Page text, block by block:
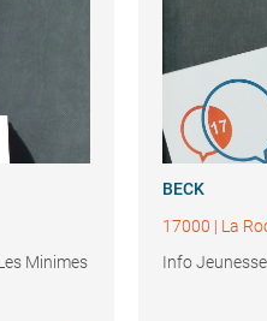
Minimes
BECK
17000 | La
Info